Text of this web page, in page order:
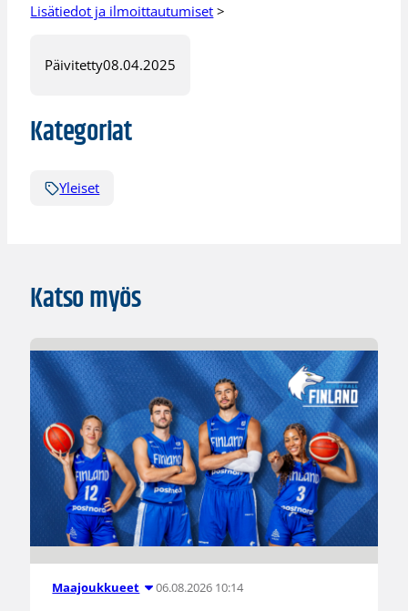
Lisätiedot ja ilmoittautumiset >
Päivitetty08.04.2025
Kategoriat
Yleiset
Katso myös
Maajoukkueet 06.08.2026 10:14